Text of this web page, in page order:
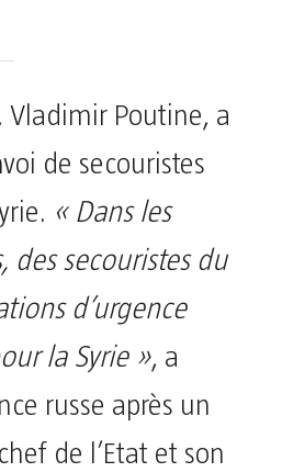
Vladimir Poutine, a
de secouristes
« Dans les
des secouristes du
d’urgence
la Syrie », a
russe après un
de l’Etat et son